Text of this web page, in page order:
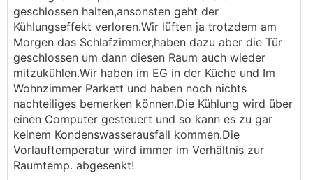
geschlossen halten,ansonsten geht der
Kühlungseffekt verloren.Wir lüften ja trotzdem am
Morgen das Schlafzimmer,haben dazu aber die Tür
geschlossen um dann diesen Raum auch wieder
mitzukühlen.Wir haben im EG in der Küche und Im
Wohnzimmer Parkett und haben noch nichts
nachteiliges bemerken können.Die Kühlung wird über
einen Computer gesteuert und so kann es zu gar
keinem Kondenswasserausfall kommen.Die
Vorlauftemperatur wird immer im Verhältnis zur
Raumtemp. abgesenkt!